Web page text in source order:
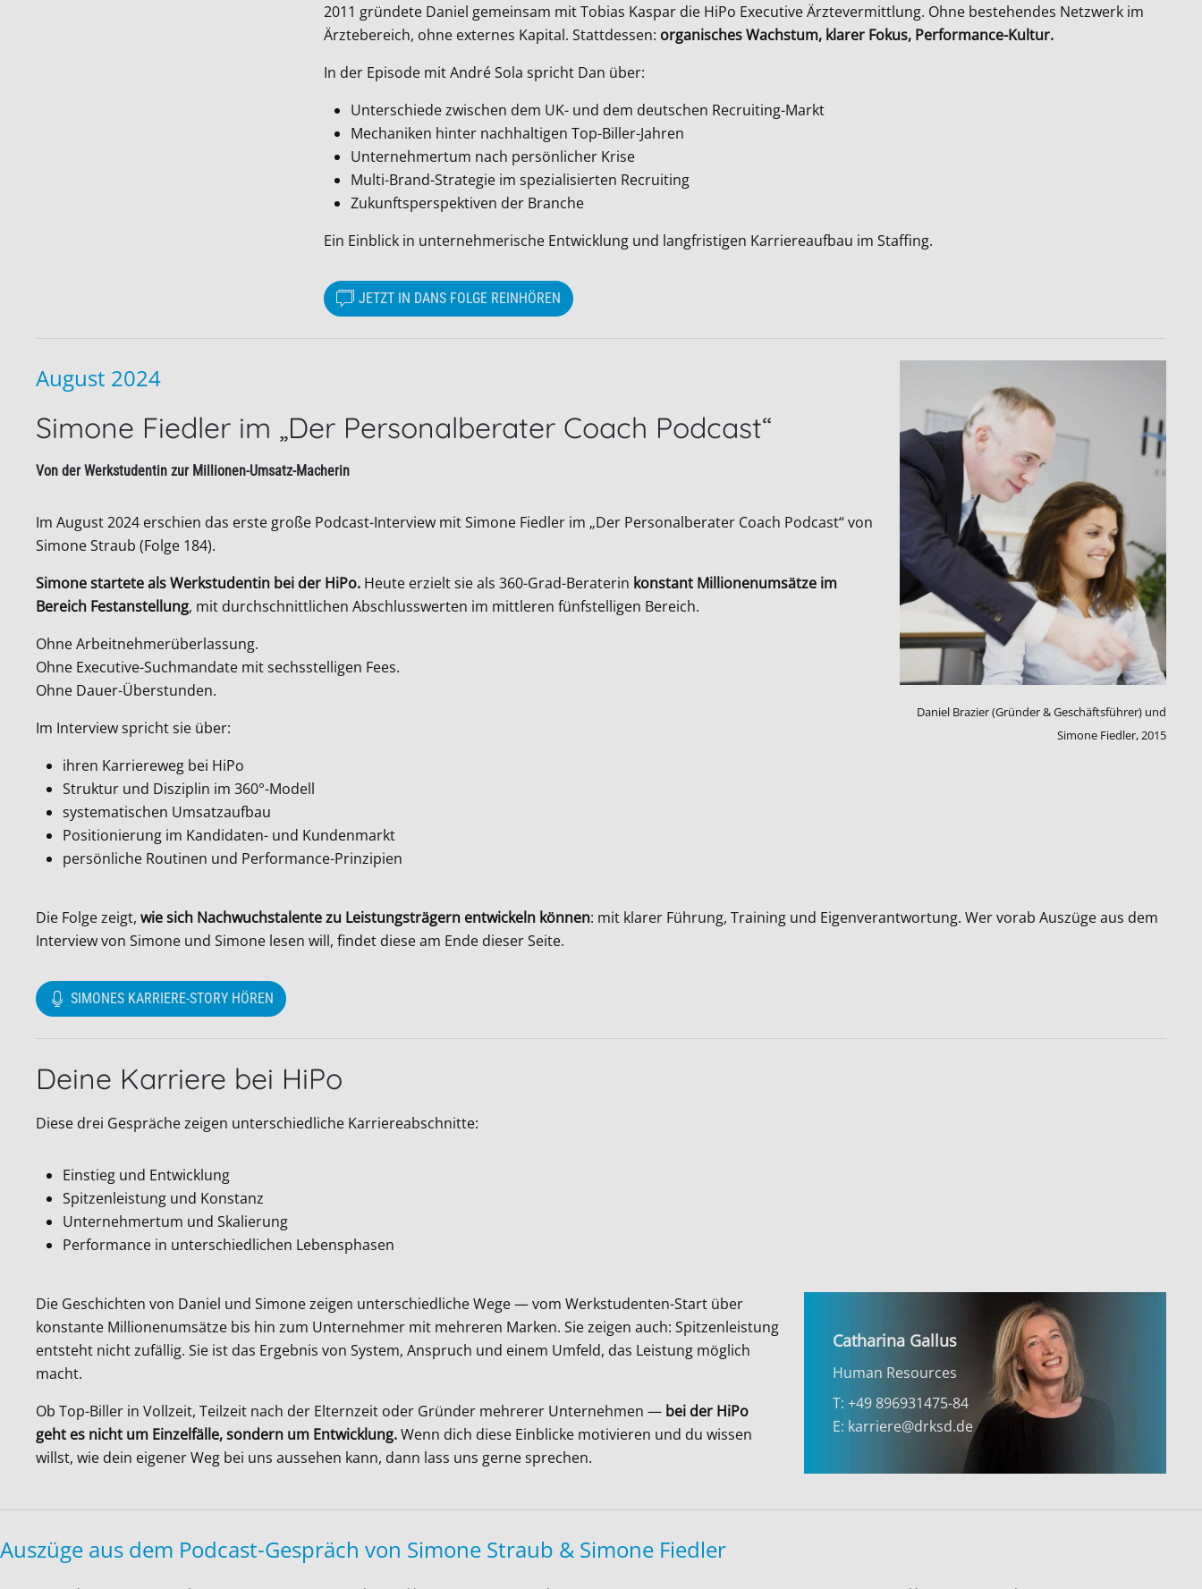
2011 gründete Daniel gemeinsam mit Tobias Kaspar die HiPo Executive Ärztevermittlung. Ohne bestehendes Netzwerk im
Ärztebereich, ohne externes Kapital. Stattdessen: organisches Wachstum, klarer Fokus, Performance-Kultur.
In der Episode mit André Sola spricht Dan über:
Unterschiede zwischen dem UK- und dem deutschen Recruiting-Markt
Mechaniken hinter nachhaltigen Top-Biller-Jahren
Unternehmertum nach persönlicher Krise
Multi-Brand-Strategie im spezialisierten Recruiting
Zukunftsperspektiven der Branche
Ein Einblick in unternehmerische Entwicklung und langfristigen Karriereaufbau im Staffing.
JETZT IN DANS FOLGE REINHÖREN
August 2024
Simone Fiedler im „Der Personalberater Coach Podcast“
Von der Werkstudentin zur Millionen-Umsatz-Macherin
Im August 2024 erschien das erste große Podcast-Interview mit Simone Fiedler im „Der Personalberater Coach Podcast“ von
Simone Straub (Folge 184).
Simone startete als Werkstudentin bei der HiPo. Heute erzielt sie als 360-Grad-Beraterin konstant Millionenumsätze im
Bereich Festanstellung, mit durchschnittlichen Abschlusswerten im mittleren fünfstelligen Bereich.
Ohne Arbeitnehmerüberlassung.
Ohne Executive-Suchmandate mit sechsstelligen Fees.
Ohne Dauer-Überstunden.
Im Interview spricht sie über:
ihren Karriereweg bei HiPo
Struktur und Disziplin im 360°-Modell
systematischen Umsatzaufbau
Positionierung im Kandidaten- und Kundenmarkt
persönliche Routinen und Performance-Prinzipien
Daniel Brazier (Gründer & Geschäftsführer) und
Simone Fiedler, 2015
Die Folge zeigt, wie sich Nachwuchstalente zu Leistungsträgern entwickeln können: mit klarer Führung, Training und Eigenverantwortung. Wer vorab Auszüge aus dem
Interview von Simone und Simone lesen will, findet diese am Ende dieser Seite.
SIMONES KARRIERE-STORY HÖREN
Deine Karriere bei HiPo
Diese drei Gespräche zeigen unterschiedliche Karriereabschnitte:
Einstieg und Entwicklung
Spitzenleistung und Konstanz
Unternehmertum und Skalierung
Performance in unterschiedlichen Lebensphasen
Die Geschichten von Daniel und Simone zeigen unterschiedliche Wege — vom Werkstudenten-Start über
konstante Millionenumsätze bis hin zum Unternehmer mit mehreren Marken. Sie zeigen auch: Spitzenleistung
entsteht nicht zufällig. Sie ist das Ergebnis von System, Anspruch und einem Umfeld, das Leistung möglich
macht.
Ob Top-Biller in Vollzeit, Teilzeit nach der Elternzeit oder Gründer mehrerer Unternehmen — bei der HiPo
geht es nicht um Einzelfälle, sondern um Entwicklung.Wenn dich diese Einblicke motivieren und du wissen
willst, wie dein eigener Weg bei uns aussehen kann, dann lass uns gerne sprechen.
Catharina Gallus
Human Resources
T: +49 896931475-84
E: karriere@drksd.de
Auszüge aus dem Podcast-Gespräch von Simone Straub & Simone Fiedler